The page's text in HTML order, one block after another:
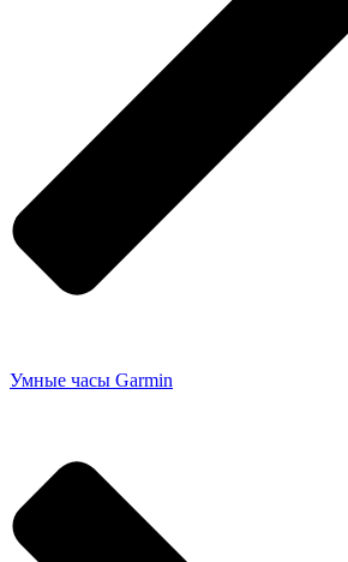
Умные часы Garmin